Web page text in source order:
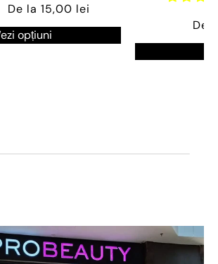
De la 15,00 lei
opțiuni
De